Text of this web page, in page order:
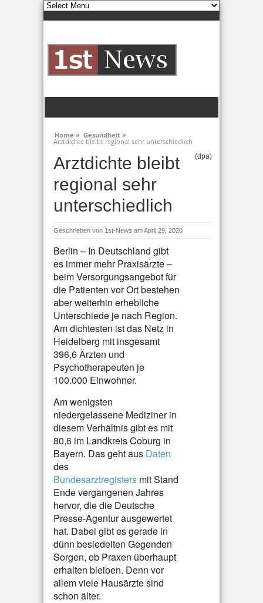
Home » Gesundheit »
Arztdichte bleibt regional sehr unterschiedlich
Arztdichte bleibt
regional sehr
unterschiedlich
(dpa)
Geschrieben von 1st-News am April 29, 2020
Berlin – In Deutschland gibt
es immer mehr Praxisärzte –
beim Versorgungsangebot für
die Patienten vor Ort bestehen
aber weiterhin erhebliche
Unterschiede je nach Region.
Am dichtesten ist das Netz in
Heidelberg mit insgesamt
396,6 Ärzten und
Psychotherapeuten je
100.000 Einwohner.
Am wenigsten
niedergelassene Mediziner in
diesem Verhältnis gibt es mit
80,6 im Landkreis Coburg in
Bayern. Das geht aus Daten
des
Bundesarztregisters mit Stand
Ende vergangenen Jahres
hervor, die die Deutsche
Presse-Agentur ausgewertet
hat. Dabei gibt es gerade in
dünn besiedelten Gegenden
Sorgen, ob Praxen überhaupt
erhalten bleiben. Denn vor
allem viele Hausärzte sind
schon älter.